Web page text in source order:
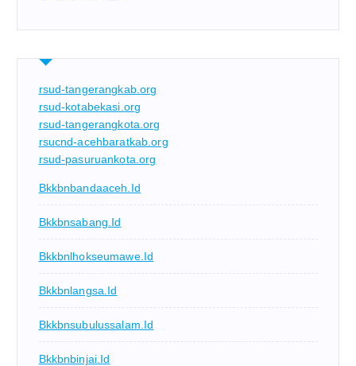
rsud-tangerangkab.org
rsud-kotabekasi.org
rsud-tangerangkota.org
rsucnd-acehbaratkab.org
rsud-pasuruankota.org
Bkkbnbandaaceh.id
Bkkbnsabang.id
Bkkbnlhokseumawe.id
Bkkbnlangsa.id
Bkkbnsubulussalam.id
Bkkbnbinjai.id